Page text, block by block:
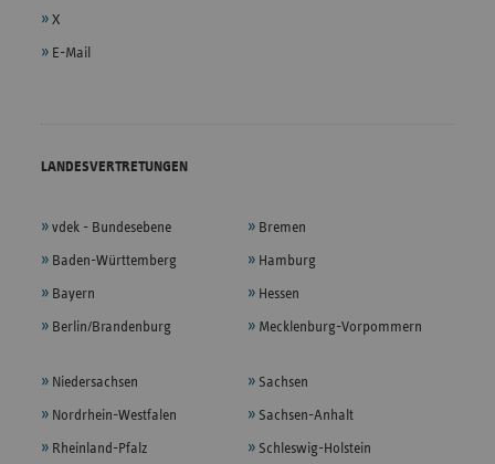
X
E-Mail
LANDESVERTRETUNGEN
vdek - Bundesebene
Baden-Württemberg
Bayern
Berlin/Brandenburg
Bremen
Hamburg
Hessen
Mecklenburg-Vorpommern
Niedersachsen
Nordrhein-Westfalen
Rheinland-Pfalz
Sachsen
Sachsen-Anhalt
Schleswig-Holstein